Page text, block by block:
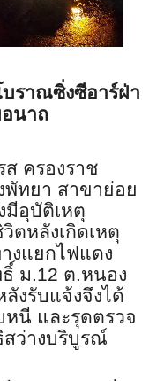
บราณซิ่งซีอาร์ฝ่า
นาถ
ครองราช
ทยา สาขาย่อย
มีอุบัติเหตุ
ตหลังเกิดเหตุ
งแยกไฟแดง
ม.12 ต.หนอง
งรับแจ้งจึงได้
นี และรุดตรวจ
ว่างบริบูรณ์